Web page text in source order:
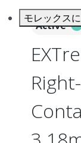
モレックス
Active